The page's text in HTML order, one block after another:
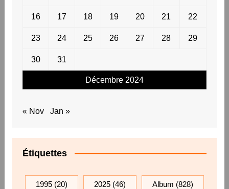
Décembre 2024
16 17 18 19 20 21 22
23 24 25 26 27 28 29
30 31
« Nov Jan »
Étiquettes
1995(20) 2025 (46) Album (828)